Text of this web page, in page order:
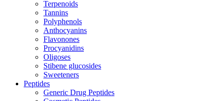
Terpenoids
Tannins
Polyphenols
Anthocyanins
Flavonones
Procyanidins
Oligoses
Stibene glucosides
Sweeteners
Peptides
Generic Drug Peptides